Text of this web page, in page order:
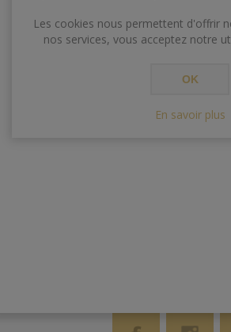
Les cookies nous permettent d'offrir
nos services, vous acceptez notre
OK
En savoir plus